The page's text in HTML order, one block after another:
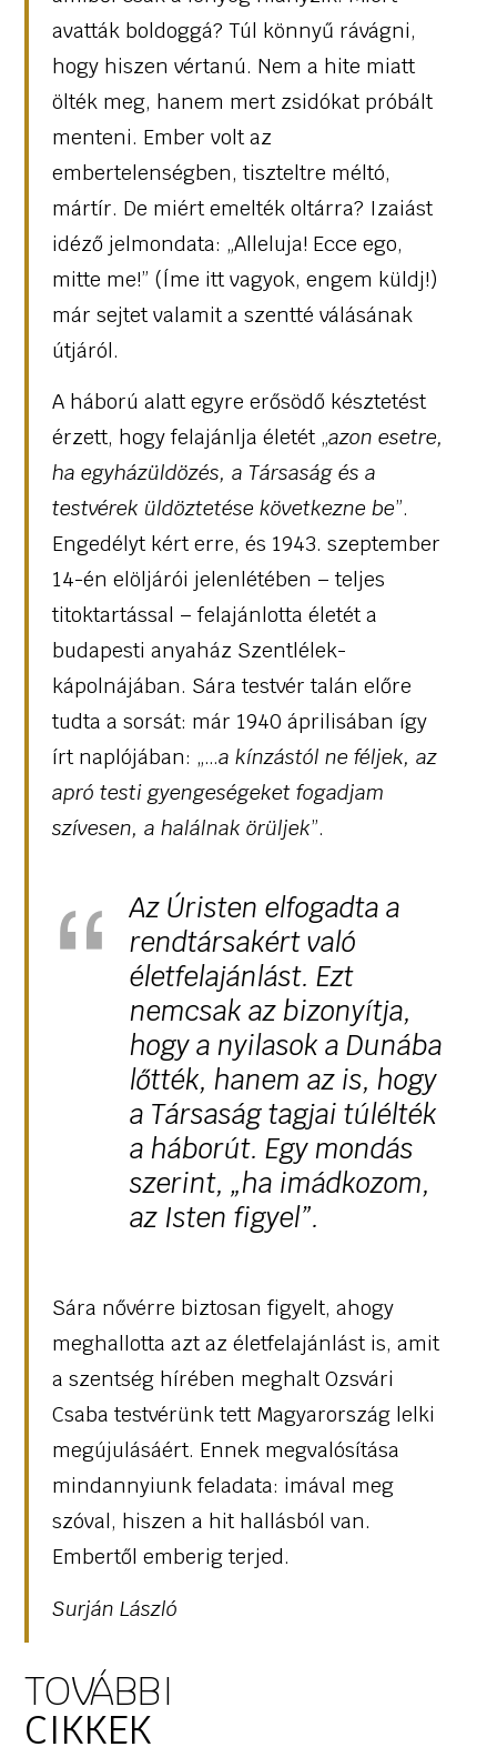
avatták boldoggá? Túl könnyű rávágni,
hogy hiszen vértanú. Nem a hite miatt
ölték meg, hanem mert zsidókat próbált
menteni. Ember volt az
embertelenségben, tiszteltre méltó,
mártír. De miért emelték oltárra? Izaiást
idéző jelmondata: „Alleluja! Ecce ego,
mitte me!” (Íme itt vagyok, engem küldj!)
már sejtet valamit a szentté válásának
útjáról.
A háború alatt egyre erősödő késztetést
érzett, hogy felajánlja életét „azon esetre,
ha egyházüldözés, a Társaság és a
testvérek üldöztetése következne be”.
Engedélyt kért erre, és 1943. szeptember
14-én elöljárói jelenlétében – teljes
titoktartással – felajánlotta életét a
budapesti anyaház Szentlélek-
kápolnájában. Sára testvér talán előre
tudta a sorsát: már 1940 áprilisában így
írt naplójában: „…a kínzástól ne féljek, az
apró testi gyengeségeket fogadjam
szívesen, a halálnak örüljek”.
Az Úristen elfogadta a
rendtársakért való
életfelajánlást. Ezt
nemcsak az bizonyítja,
hogy a nyilasok a Dunába
lőtték, hanem az is, hogy
a Társaság tagjai túlélték
a háborút. Egy mondás
szerint, „ha imádkozom,
az Isten figyel”.
Sára nővérre biztosan figyelt, ahogy
meghallotta azt az életfelajánlást is, amit
a szentség hírében meghalt Ozsvári
Csaba testvérünk tett Magyarország lelki
megújulásáért. Ennek megvalósítása
mindannyiunk feladata: imával meg
szóval, hiszen a hit hallásból van.
Embertől emberig terjed.
Surján László
TOVÁBBI
CIKKEK